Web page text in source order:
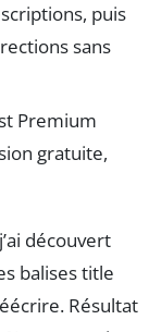
puis
sans
Premium
gratuite,
découvert
balises title
Résultat